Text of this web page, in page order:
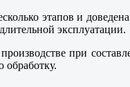
этапов и
эксплуатации.
при
обработку.